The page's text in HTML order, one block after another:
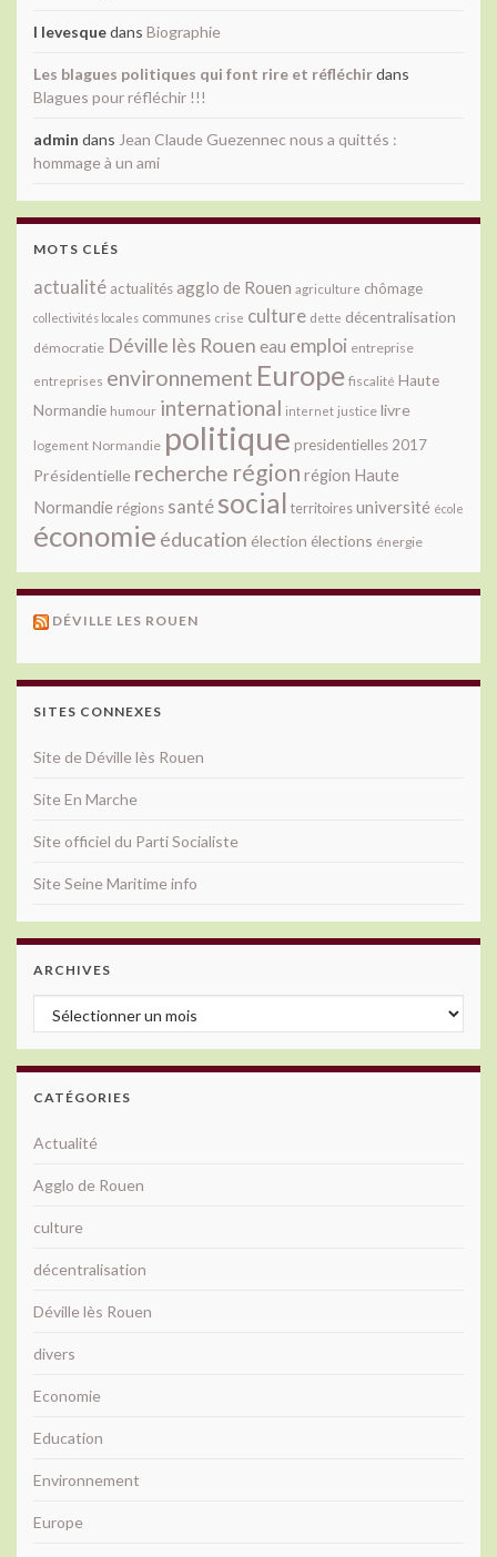
l levesquedans Biographie
Les blagues politiques qui font rire et réfléchirdans
Blagues pour réfléchir !!!
admin dans Jean Claude Guezennec nous a quittés :
hommage à un ami
MOTS CLÉS
actualité actualitésagglo de Rouen agriculture chômage
collectivités locales communes crise culture dette décentralisation
démocratie Déville lès Rouen eau emploi entreprise
entreprises environnement Europe fiscalité Haute
Normandie humour international internet justice livre
logement Normandie politique presidentielles 2017
Présidentielle recherche région région Haute
Normandie régions santésocial territoiresuniversité école
économie éducation élection élections énergie
DÉVILLE LES ROUEN
SITES CONNEXES
Site de Déville lès Rouen
Site En Marche
Site officiel du Parti Socialiste
Site Seine Maritime info
ARCHIVES
Archives
CATÉGORIES
Actualité
Agglo de Rouen
culture
décentralisation
Déville lès Rouen
divers
Economie
Education
Environnement
Europe